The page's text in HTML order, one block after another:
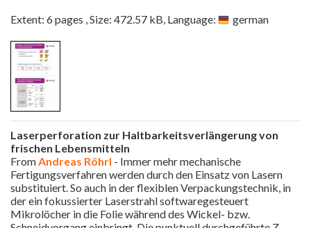
Extent: 6 pages , Size: 472.57 kB, Language:
german
Laserperforation zur Haltbarkeitsverlängerung von
frischen Lebensmitteln
FromAndreas Röhrl - Immer mehr mechanische
Fertigungsverfahren werden durch den Einsatz von Lasern
substituiert. So auch in der flexiblen Verpackungstechnik, in
der ein fokussierter Laserstrahl softwaregesteuert
Mikrolöcher in die Folie während des Wickel- bzw.